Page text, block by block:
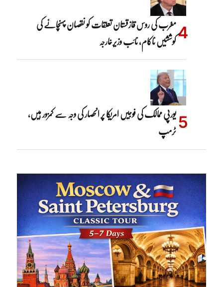
مغرب کی روس قازقستان تعلقات کو نقصان پہنچانے کی
کوششیں ناکام، نائب وزیرخارجہ
یورپی ممالک کی فوجیں امریکا پر انحصار کی وجہ سے کمزور ہیں،
ٹرمپ